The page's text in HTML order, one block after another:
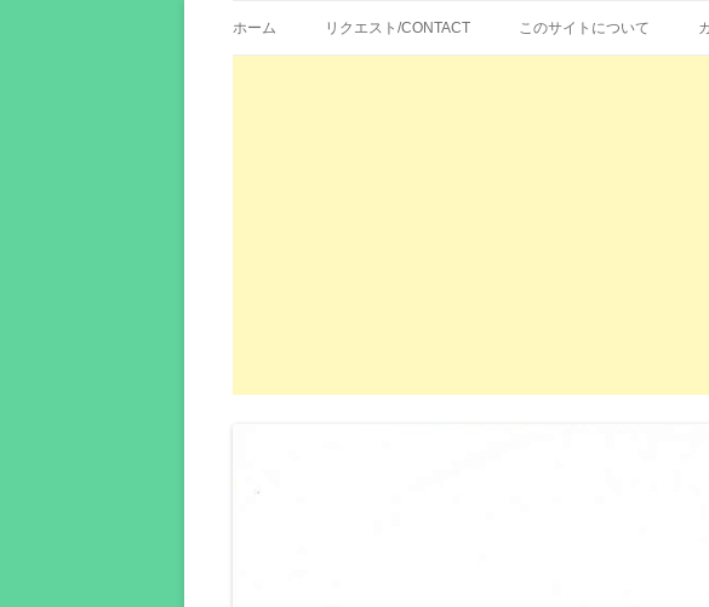
エイカシ | 洋楽歌詞の和訳、英
ホーム リクエスト/CONTACT このサイトについて